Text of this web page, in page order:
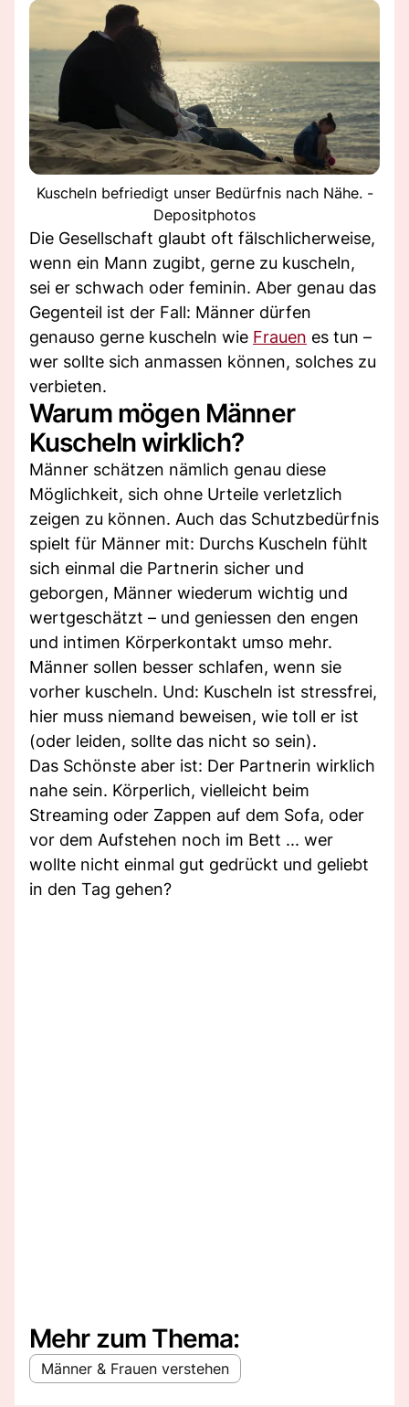
Kuscheln befriedigt unser Bedürfnis nach Nähe. -
Depositphotos
Die Gesellschaft glaubt oft fälschlicherweise,
wenn ein Mann zugibt, gerne zu kuscheln,
sei er schwach oder feminin. Aber genau das
Gegenteil ist der Fall: Männer dürfen
genauso gerne kuscheln wie Frauen es tun –
wer sollte sich anmassen können, solches zu
verbieten.
Warum mögen Männer
Kuscheln wirklich?
Männer schätzen nämlich genau diese
Möglichkeit, sich ohne Urteile verletzlich
zeigen zu können. Auch das Schutzbedürfnis
spielt für Männer mit: Durchs Kuscheln fühlt
sich einmal die Partnerin sicher und
geborgen, Männer wiederum wichtig und
wertgeschätzt – und geniessen den engen
und intimen Körperkontakt umso mehr.
Männer sollen besser schlafen, wenn sie
vorher kuscheln. Und: Kuscheln ist stressfrei,
hier muss niemand beweisen, wie toll er ist
(oder leiden, sollte das nicht so sein).
Das Schönste aber ist: Der Partnerin wirklich
nahe sein. Körperlich, vielleicht beim
Streaming oder Zappen auf dem Sofa, oder
vor dem Aufstehen noch im Bett ... wer
wollte nicht einmal gut gedrückt und geliebt
in den Tag gehen?
Mehr zum Thema:
Männer & Frauen verstehen